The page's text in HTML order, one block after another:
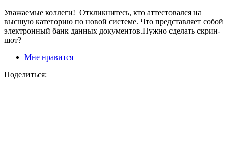
Уважаемые коллеги! Откликнитесь, кто аттестовался на
высшую категорию по новой системе. Что представляет собой
электронный банк данных документов.Нужно сделать скрин-
шот?
Мне нравится
Поделиться: